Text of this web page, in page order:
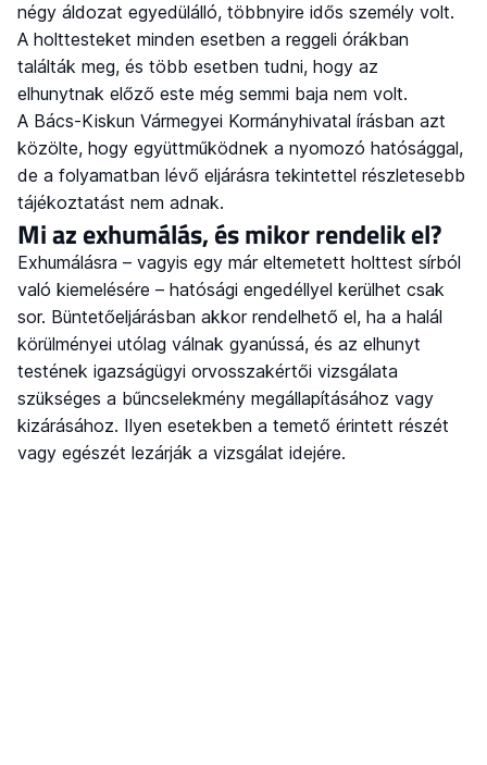
négy áldozat egyedülálló, többnyire idős személy volt.
A holttesteket minden esetben a reggeli órákban
találták meg, és több esetben tudni, hogy az
elhunytnak előző este még semmi baja nem volt.
A Bács-Kiskun Vármegyei Kormányhivatal írásban azt
közölte, hogy együttműködnek a nyomozó hatósággal,
de a folyamatban lévő eljárásra tekintettel részletesebb
tájékoztatást nem adnak.
Mi az exhumálás, és mikor rendelik el?
Exhumálásra – vagyis egy már eltemetett holttest sírból
való kiemelésére – hatósági engedéllyel kerülhet csak
sor. Büntetőeljárásban akkor rendelhető el, ha a halál
körülményei utólag válnak gyanússá, és az elhunyt
testének igazságügyi orvosszakértői vizsgálata
szükséges a bűncselekmény megállapításához vagy
kizárásához. Ilyen esetekben a temető érintett részét
vagy egészét lezárják a vizsgálat idejére.